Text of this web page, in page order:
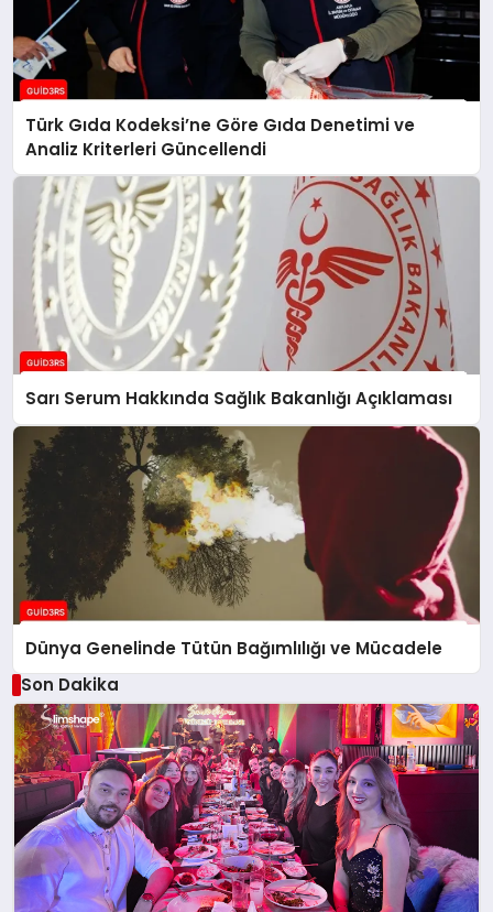
Türk Gıda Kodeksi’ne Göre Gıda Denetimi ve
Analiz Kriterleri Güncellendi
Sarı Serum Hakkında Sağlık Bakanlığı Açıklaması
Dünya Genelinde Tütün Bağımlılığı ve Mücadele
Son Dakika